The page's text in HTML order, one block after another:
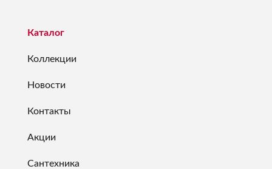
Каталог
Коллекции
Новости
Контакты
Акции
Сантехника